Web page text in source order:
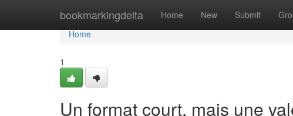
bookmarkingdelta Home New Submit
Home
Home
1
Un format court, mais une